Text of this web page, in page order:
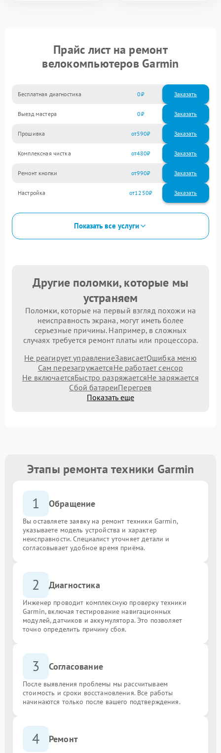
Прайс лист на ремонт
велокомпьютеров Garmin
Бесплатная диагностика 0 Заказать
Выезд мастера 0 Заказать
Прошивка 590
Комплексная чистка 480
Ремонт кнопки 990
Настройка 1250
Показать все услуги
Другие поломки, которые мы
устраняем
Поломки, которые на первый взгляд похожи на
неисправность экрана, могут иметь более
серьезные причины. Например, в сложных
случаях требуется ремонт платы или процессора.
Не реагирует управлениеЗависаетОшибка меню
Сам перезагружаетсяНе работает сенсор
Не включаетсяБыстро разряжаетсяНе заряжается
Сбой батареиПерегрев
Показать еще
Этапы ремонта техники Garmin
1 Обращение
Вы оставляете заявку на ремонт техники Garmin,
указываете модель устройства и характер
неисправности. Специалист уточняет детали и
согласовывает удобное время приёма.
2 Диагностика
Инженер проводит комплексную проверку техники
Garmin, включая тестирование навигационных
модулей, датчиков и аккумулятора. Это позволяет
точно определить причину сбоя.
3 Согласование
После выявления проблемы мы рассчитываем
стоимость и сроки восстановления. Все работы
начинаются только после вашего подтверждения.
4 Ремонт